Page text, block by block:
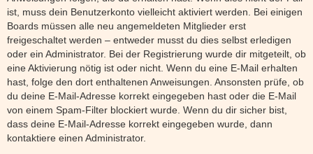
ist, muss dein Benutzerkonto vielleicht aktiviert werden. Bei einigen
Boards müssen alle neu angemeldeten Mitglieder erst
freigeschaltet werden – entweder musst du dies selbst erledigen
oder ein Administrator. Bei der Registrierung wurde dir mitgeteilt, ob
eine Aktivierung nötig ist oder nicht. Wenn du eine E-Mail erhalten
hast, folge den dort enthaltenen Anweisungen. Ansonsten prüfe, ob
du deine E-Mail-Adresse korrekt eingegeben hast oder die E-Mail
von einem Spam-Filter blockiert wurde. Wenn du dir sicher bist,
dass deine E-Mail-Adresse korrekt eingegeben wurde, dann
kontaktiere einen Administrator.